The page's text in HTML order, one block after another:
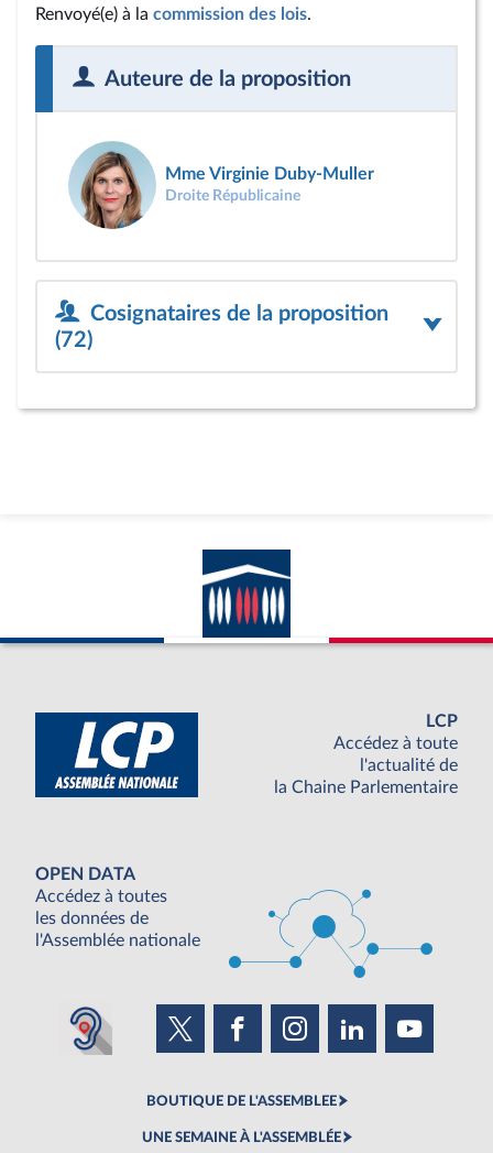
Renvoyé(e) à la commission des lois.
Auteure de la proposition
Mme Virginie Duby-Muller
Droite Républicaine
Cosignataires de la proposition
(72)
LCP
Accédez à toute
l'actualité de
la Chaine Parlementaire
OPEN DATA
Accédez à toutes
les données de
l'Assemblée nationale
BOUTIQUE DE L'ASSEMBLEE
UNE SEMAINE À L'ASSEMBLÉE